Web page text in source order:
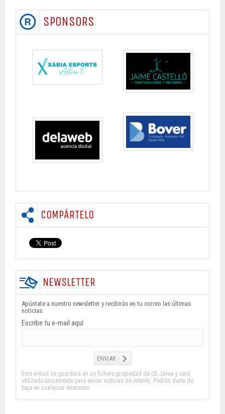
SPONSORS
COMPÁRTELO
NEWSLETTER
Apúntate a nuestro newsletter y recibirás en tu correo las últimas
noticias.
Escribe tu e-mail aquí
Este e-mail se guardará en un fichero propiedad de CD Jávea y será
utilizado únicamente para enviar noticias de interés. Podrás darte de
baja en cualquier momento.